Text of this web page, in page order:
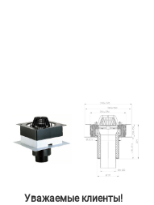
Уважаемые клиенты!